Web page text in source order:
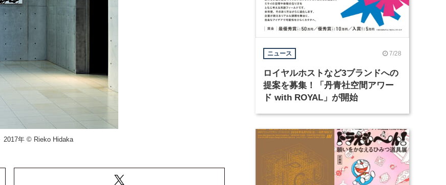
2017年 © Rieko Hidaka
ニュース 7/28
ロイヤルホストなど3ブランドへの
提案を募集！「丹青社空間アワー
ド with ROYAL」が開始